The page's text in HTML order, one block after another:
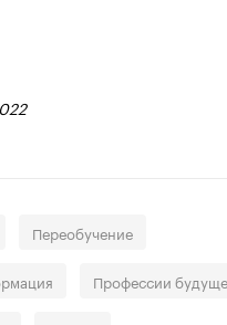
Переобучение
Профессии